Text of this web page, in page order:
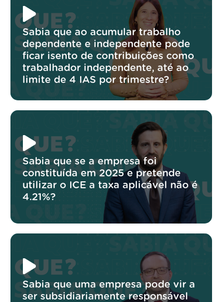
Sabia que ao acumular trabalho
dependente e independente pode
ficar isento de contribuições como
trabalhador independente, até ao
limite de 4 IAS por trimestre?
Sabia que se a empresa foi
constituída em 2025 e pretende
utilizar o ICE a taxa aplicável não é
4.21%?
Sabia que uma empresa pode vir a
ser subsidiariamente responsável